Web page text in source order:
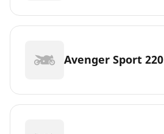
Avenger Sport 220